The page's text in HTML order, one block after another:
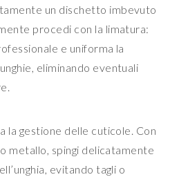
un dischetto imbevuto
procedi con la limatura:
e uniforma la
eliminando eventuali
la gestione delle cuticole. Con
metallo, spingi delicatamente
evitando tagli o